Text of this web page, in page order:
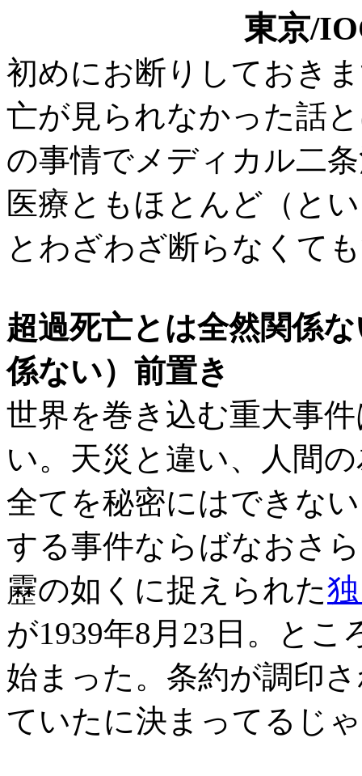
東京/
初めにお断りしておき
亡が見られなかった話
の事情でメディカル二
医療ともほとんど（と
とわざわざ断らなくて
超過死亡とは全然関係
係ない）前置き
世界を巻き込む重大事
い。天災と違い、人間
全てを秘密にはできな
する事件ならばなおさ
靂の如くに捉えられた
が1939年8月23日。と
始まった。条約が調印
ていたに決まってるじ